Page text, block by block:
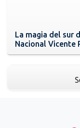
La magia del sur
Nacional Vicente